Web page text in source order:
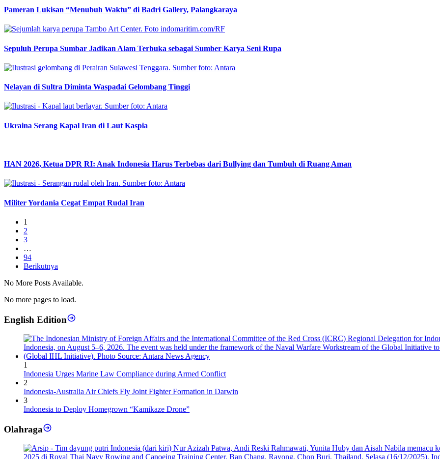
Pameran Lukisan “Menubuh Waktu” di Badri Gallery, Palangkaraya
Sepuluh Perupa Sumbar Jadikan Alam Terbuka sebagai Sumber Karya Seni Rupa
Nelayan di Sultra Diminta Waspadai Gelombang Tinggi
Ukraina Serang Kapal Iran di Laut Kaspia
HAN 2026, Ketua DPR RI: Anak Indonesia Harus Terbebas dari Bullying dan Tumbuh di Ruang Aman
Militer Yordania Cegat Empat Rudal Iran
1
2
3
…
94
Berikutnya
No More Posts Available.
No more pages to load.
English Edition
1
Indonesia Urges Marine Law Compliance during Armed Conflict
2
Indonesia-Australia Air Chiefs Fly Joint Fighter Formation in Darwin
3
Indonesia to Deploy Homegrown “Kamikaze Drone”
Olahraga